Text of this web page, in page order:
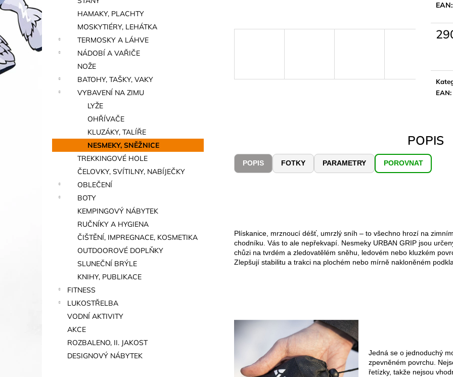
a
n
e
l
HAMAKY, PLACHTY
MOSKYTIÉRY, LEHÁTKA
TERMOSKY A LÁHVE
NÁDOBÍ A VAŘIČE
NOŽE
BATOHY, TAŠKY, VAKY
VYBAVENÍ NA ZIMU
LYŽE
OHŘÍVAČE
KLUZÁKY, TALÍŘE
NESMEKY, SNĚŽNICE
TREKKINGOVÉ HOLE
ČELOVKY, SVÍTILNY, NABÍJEČKY
OBLEČENÍ
BOTY
KEMPINGOVÝ NÁBYTEK
RUČNÍKY A HYGIENA
ČIŠTĚNÍ, IMPREGNACE, KOSMETIKA
OUTDOOROVÉ DOPLŇKY
SLUNEČNÍ BRÝLE
KNIHY, PUBLIKACE
FITNESS
LUKOSTŘELBA
VODNÍ AKTIVITY
AKCE
ROZBALENO, II. JAKOST
DESIGNOVÝ NÁBYTEK
EAN:
POPIS
POPIS FOTKY PARAMETRY POROVNAT
Plískanice, mrznoucí déšť, umrzlý sníh – to všechno hrozí na
chodníku. Vás to ale nepřekvapí. Nesmeky URBAN GRIP jsou
chůzi na tvrdém a zledovatělém sněhu, ledovém nebo kluzkém
Zlepšují stabilitu a trakci na plochém nebo mírně nakloněném
Jedná se o jednoduchý
zpevněném povrchu.
řetízky, takže nejsou